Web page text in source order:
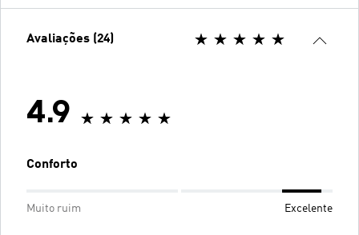
Avaliações (24)
4.9
Conforto
Muito ruim Excelente